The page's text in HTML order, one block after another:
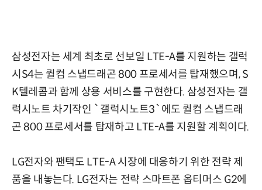
삼성전자는 세계 최초로 선보일 LTE-A를 지원하는 갤럭
시S4는 퀄컴 스냅드래곤 800 프로세서를 탑재했으며, S
K텔레콤과 함께 상용 서비스를 구현한다. 삼성전자는 갤
럭시노트 차기작인 `갤럭시노트3`에도 퀄컴 스냅드래
곤 800 프로세서를 탑재하고 LTE-A를 지원할 계획이다.
LG전자와 팬택도 LTE-A 시장에 대응하기 위한 전략 제
품을 내놓는다. LG전자는 전략 스마트폰 옵티머스 G2에